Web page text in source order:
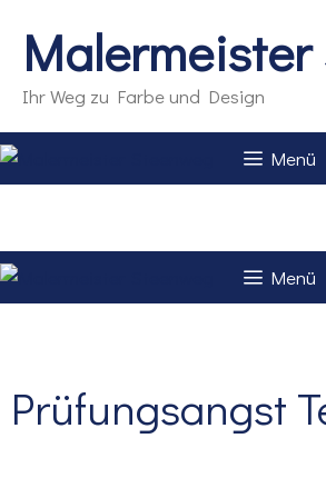
Inhalt
springen
Malermeister
Ihr Weg zu Farbe und Design
Menü
Menü
Prüfungsangst